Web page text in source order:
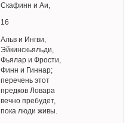
Скафинн и Аи,
16
Альв и Ингви,
Эйкинскьяльди,
Фьялар и Фрости,
Финн и Гиннар;
перечень этот
предков Ловара
вечно пребудет,
пока люди живы.